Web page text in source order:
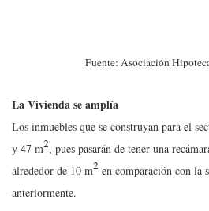
Fuente: Asociación
La Vivienda se amplía
Los inmuebles que se construyan para el
y 47 m2, pues pasarán de tener una
alrededor de 10 m2 en comparación con la
anteriormente.